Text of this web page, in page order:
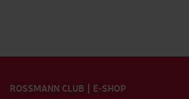
ROSSMANN CLUB | E-SHOP